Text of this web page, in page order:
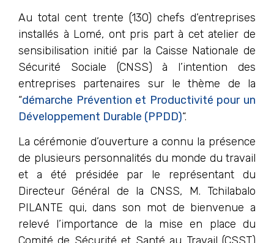
Au total cent trente (130) chefs d’entreprises
installés à Lomé, ont pris part à cet atelier de
sensibilisation initié par la Caisse Nationale de
Sécurité Sociale (CNSS) à l’intention des
entreprises partenaires sur le thème de la
“démarche Prévention et Productivité pour un
Développement Durable (PPDD)“.
La cérémonie d’ouverture a connu la présence
de plusieurs personnalités du monde du travail
et a été présidée par le représentant du
Directeur Général de la CNSS, M. Tchilabalo
PILANTE qui, dans son mot de bienvenue a
relevé l’importance de la mise en place du